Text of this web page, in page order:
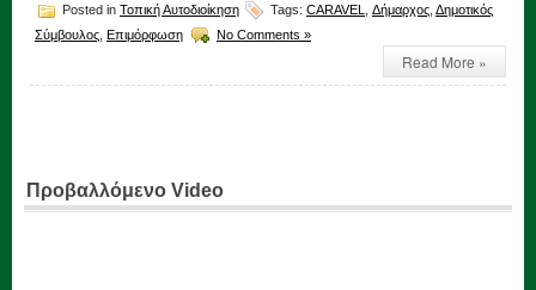
Posted in Τοπική Αυτοδιοίκηση Tags: CARAVEL Δήμαρχος Δημοτικός
Σύμβουλος Επιμόρφωση No Comments »
Read More »
Προβαλλόμενο Video